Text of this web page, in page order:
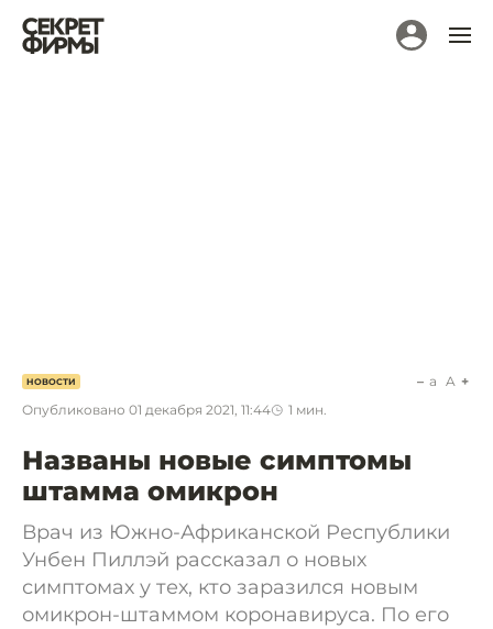
НОВОСТИ
Опубликовано 01 декабря 2021, 11:44 1 мин.
a A
Названы новые симптомы
штамма омикрон
Врач из Южно-Африканской Республики
Унбен Пиллэй рассказал о новых
симптомах у тех, кто заразился новым
омикрон-штаммом коронавируса. По его